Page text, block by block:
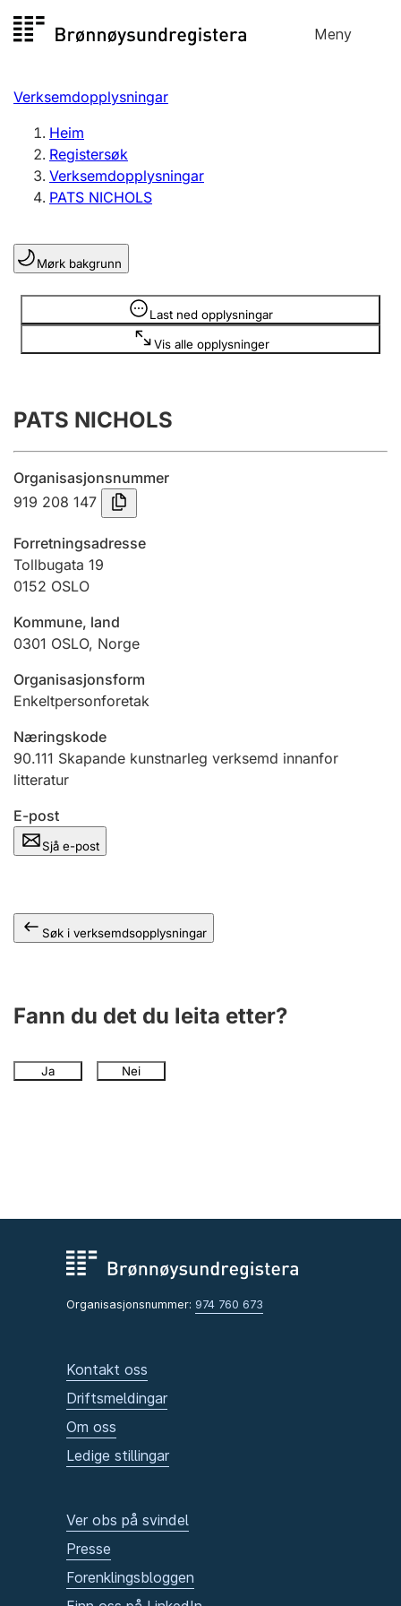
til
Meny
Registersøk
Aksjeselskap
Enkeltpersonføretak
Registrere, endre, slette
Lag og foreining
Registrere, endre, slette
Årsrekneskap
Innsending og forseinkingsgebyr
Tinglysing
Jeger
Ektepaktrettleiaren
Andre tema
Verksemdopplysningar
Heim
Registersøk
Verksemdopplysningar
PATS NICHOLS
Mørk bakgrunn
Last ned opplysningar
Vis alle opplysninger
Opplysninger er skjult
PATS NICHOLS
Organisasjonsnummer
919 208 147
Forretningsadresse
Tollbugata 19
0152 OSLO
Kommune, land
0301 OSLO, Norge
Organisasjonsform
Enkeltpersonforetak
Næringskode
90.111 Skapande kunstnarleg verksemd innanfor
litteratur
E-post
Sjå e-post
Søk i verksemdsopplysningar
Fann du det du leita etter?
Ja Nei
Organisasjonsnummer: 974 760 673
Kontakt oss
Driftsmeldingar
Om oss
Ledige stillingar
Ver obs på svindel
Presse
Forenklingsbloggen